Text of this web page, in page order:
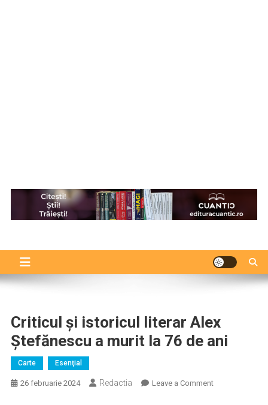
Criticul şi istoricul literar Alex
Ştefănescu a murit la 76 de ani
Carte Esenţial
26 februarie 2024 Redactia Leave a Commenton